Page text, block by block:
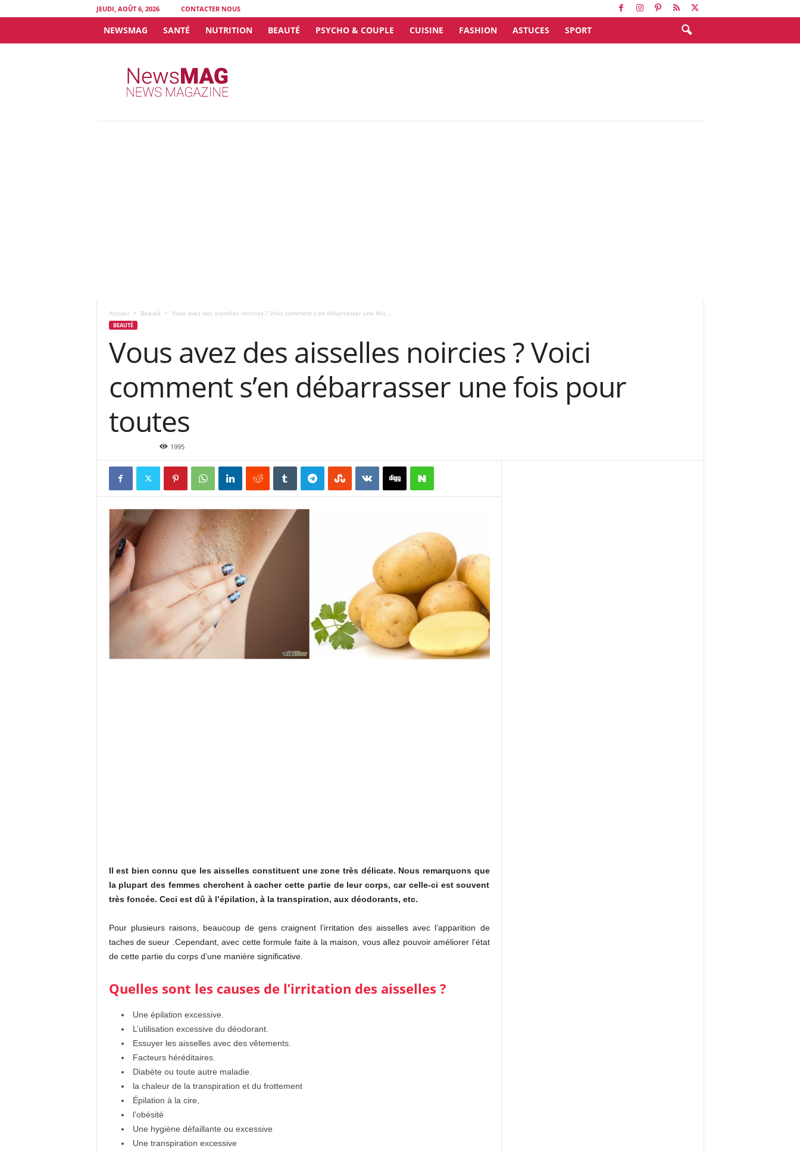
JEUDI, AOÛT 6, 2026 CONTACTER NOUS
NEWSMAG SANTÉ NUTRITION BEAUTÉ PSYCHO & COUPLE CUISINE FASHION ASTUCES SPORT
Accueil Beauté Vous avez des aisselles noircies ? Voici comment s’en débarrasser une fois...
BEAUTÉ
Vous avez des aisselles noircies ? Voici
comment s’en débarrasser une fois pour
toutes
1995
Il est bien connu que les aisselles constituent une zone très délicate. Nous remarquons que
la plupart des femmes cherchent à cacher cette partie de leur corps, car celle-ci est souvent
très foncée. Ceci est dû à l’épilation, à la transpiration, aux déodorants, etc.
Pour plusieurs raisons, beaucoup de gens craignent l’irritation des aisselles avec l’apparition de
taches de sueur . Cependant, avec cette formule faite à la maison, vous allez pouvoir améliorer l’état
de cette partie du corps d’une manière significative.
Quelles sont les causes de l’irritation des aisselles ?
Une épilation excessive.
L’utilisation excessive du déodorant.
Essuyer les aisselles avec des vêtements.
Facteurs héréditaires.
Diabète ou toute autre maladie.
la chaleur de la transpiration et du frottement
Épilation à la cire,
l’obésité
Une hygiène défaillante ou excessive
Une transpiration excessive